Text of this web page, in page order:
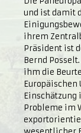
und ist damit
ihrem
Präsident ist
Bernd
ihm die
Europäischen
Einschätzung
Probleme im